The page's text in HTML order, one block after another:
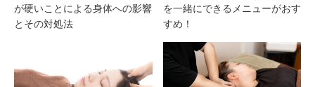
が硬いことによる身体への影響
とその対処法
を一緒にできるメニューがおす
すめ！